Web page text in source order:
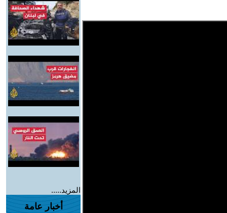
المزيد.....
أخبار عامة